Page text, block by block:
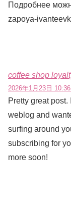
Подробнее
zapoya-
coffee shop
2026年1月23日
Pretty great
weblog and
surfing around
subscribing for
more soon!